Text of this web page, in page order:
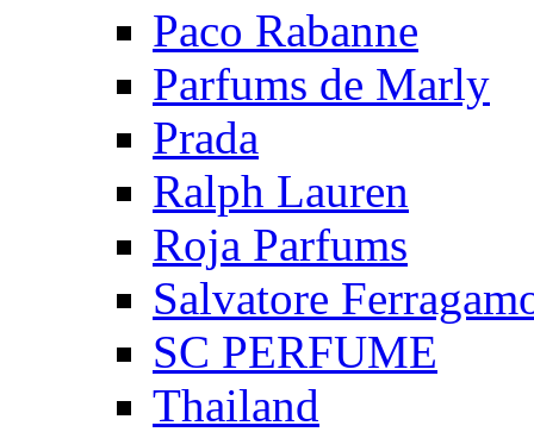
Paco Rabanne
Parfums de Marly
Prada
Ralph Lauren
Roja Parfums
Salvatore
SC PERFUME
Thailand